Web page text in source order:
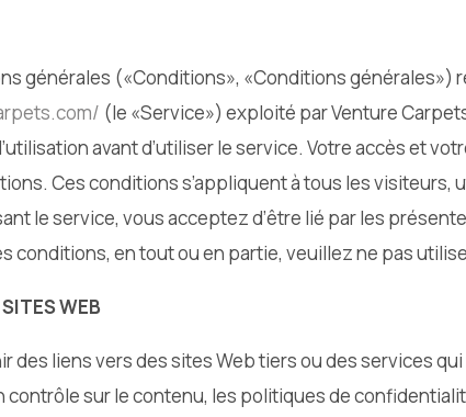
générales («Conditions», «Conditions générales»)
(le «Service») exploité par Venture
avant d’utiliser le service. Votre accès et
Ces conditions s’appliquent à tous les
le service, vous acceptez d’être lié par les
conditions, en tout ou en partie, veuillez ne pas
SITES WEB
des liens vers des sites Web tiers ou des services
contrôle sur le contenu, les politiques de